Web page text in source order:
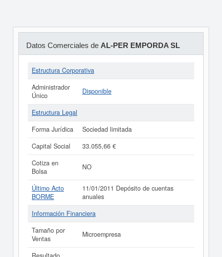
Datos Comerciales de AL-PER EMPORDA SL
Estructura Corporativa
Administrador
Único
Disponible
Estructura Legal
Forma Jurídica
Sociedad limitada
Capital Social
33.055,66 €
Cotiza en
Bolsa
NO
Último Acto
BORME
11/01/2011 Depósito de cuentas
anuales
Información Financiera
Tamaño por
Ventas
Microempresa